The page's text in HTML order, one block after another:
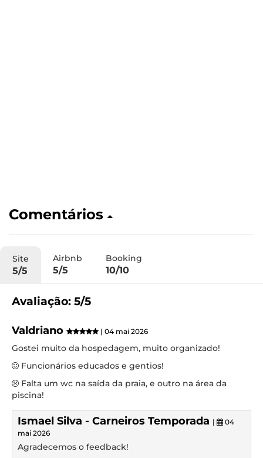
Comentários
Site
5/5
Airbnb
5/5
Booking
10/10
Avaliação: 5/5
Valdriano | 04 mai 2026
Gostei muito da hospedagem, muito organizado!
Funcionários educados e gentios!
Falta um wc na saída da praia, e outro na área da
piscina!
Ismael Silva - Carneiros Temporada |
04
mai 2026
Agradecemos o feedback!